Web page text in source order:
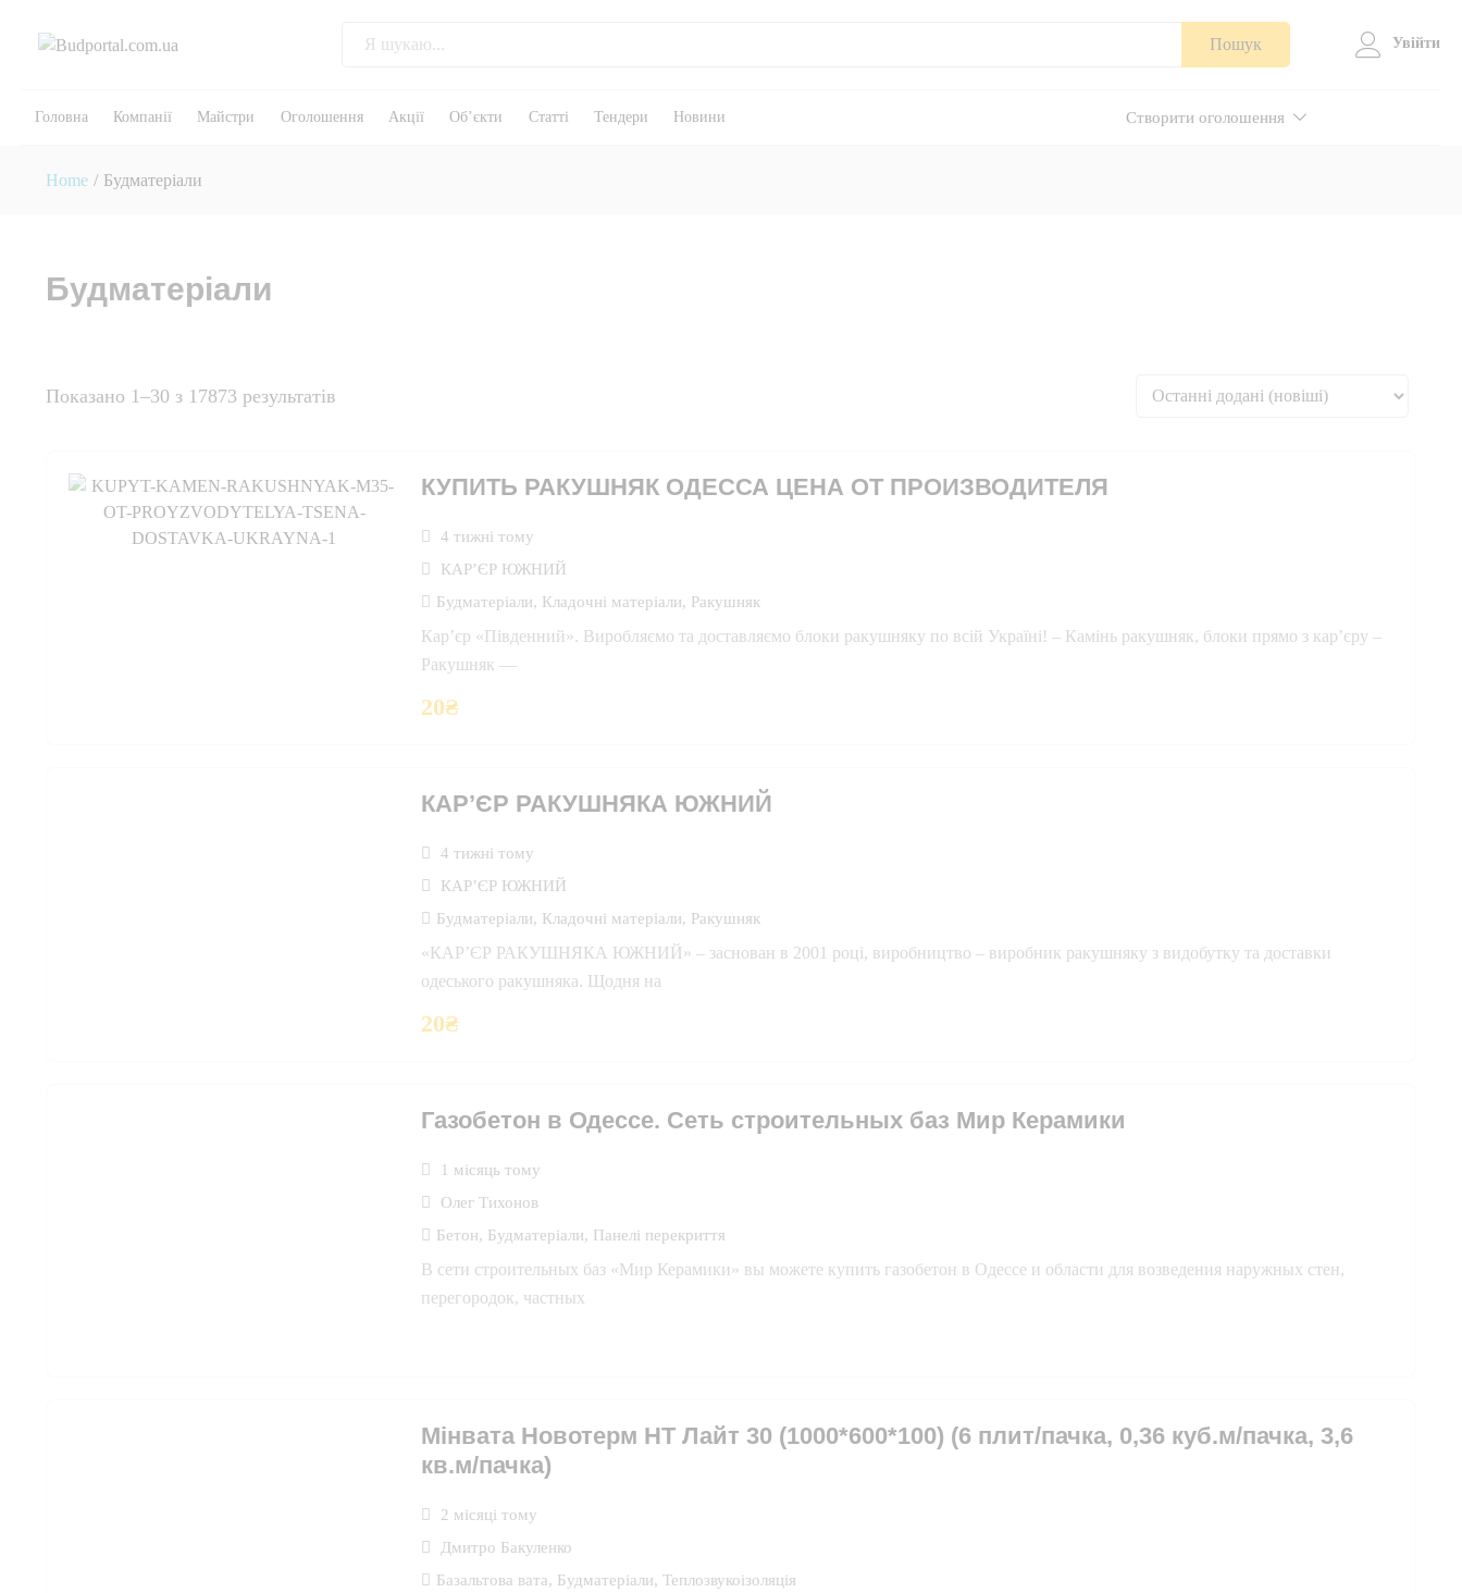
Пошук Увійти
Створити оголошення
Головна Компанії Майстри Оголошення Акції Об’єкти Статті Тендери Новини
Home / Будматеріали
Будматеріали
Показано 1–30 з 17873 результатів
КУПИТЬ РАКУШНЯК ОДЕССА ЦЕНА ОТ ПРОИЗВОДИТЕЛЯ
4 тижні тому
КАР’ЄР ЮЖНИЙ
Будматеріали, Кладочні матеріали, Ракушняк
Кар’єр «Південний». Виробляємо та доставляємо блоки ракушняку по всій Україні! – Камінь ракушняк, блоки прямо з кар’єру –
Ракушняк —
20₴
КАР’ЄР РАКУШНЯКА ЮЖНИЙ
4 тижні тому
КАР’ЄР ЮЖНИЙ
Будматеріали, Кладочні матеріали, Ракушняк
«КАР’ЄР РАКУШНЯКА ЮЖНИЙ» – заснован в 2001 році, виробництво – виробник ракушняку з видобутку та доставки
одеського ракушняка. Щодня на
20₴
Газобетон в Одессе. Сеть строительных баз Мир Керамики
1 місяць тому
Олег Тихонов
Бетон, Будматеріали, Панелі перекриття
В сети строительных баз «Мир Керамики» вы можете купить газобетон в Одессе и области для возведения наружных стен,
перегородок, частных
Мінвата Новотерм НТ Лайт 30 (1000*600*100) (6 плит/пачка, 0,36 куб.м/пачка, 3,6
кв.м/пачка)
2 місяці тому
Дмитро Бакуленко
Базальтова вата, Будматеріали, Теплозвукоізоляція